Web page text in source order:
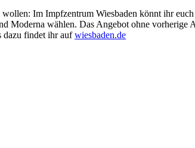
Im Impfzentrum Wiesbaden könnt ihr
Moderna wählen. Das Angebot ohne
dazu findet ihr aufwiesbaden.de